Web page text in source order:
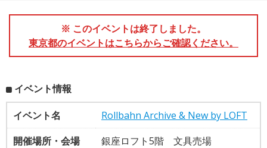
※ このイベントは終了しました。
東京都のイベントはこちらからご確認ください。
イベント情報
イベント名
Rollbahn Archive & New by LOFT
開催場所・会場
銀座ロフト5階 文具売場